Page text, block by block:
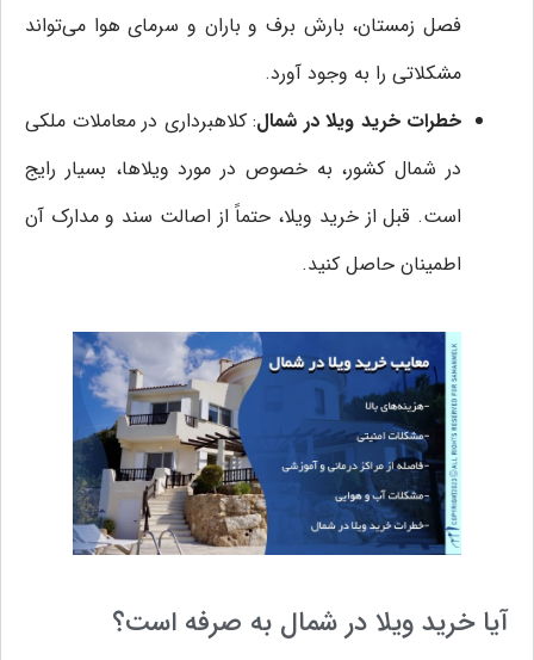
فصل زمستان، بارش برف و باران و سرمای هوا می‌تواند
مشکلاتی را به وجود آورد.
خطرات خرید ویلا در شمال: کلاهبرداری در معاملات ملکی
در شمال کشور، به خصوص در مورد ویلاها، بسیار رایج
است. قبل از خرید ویلا، حتماً از اصالت سند و مدارک آن
اطمینان حاصل کنید.
آیا خرید ویلا در شمال به صرفه است؟